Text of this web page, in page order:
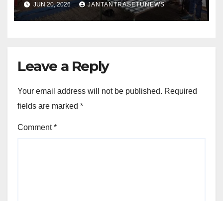
JUN 20, 2026 JANTANTRASETUNEWS
Leave a Reply
Your email address will not be published. Required
fields are marked *
Comment*